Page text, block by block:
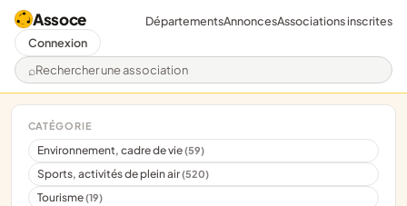
Assoce
Rechercher une association
DépartementsAnnoncesAssociations inscrites
Connexion
CATÉGORIE
Environnement, cadre de vie(59)
Sports, activités de plein air(520)
Tourisme(19)